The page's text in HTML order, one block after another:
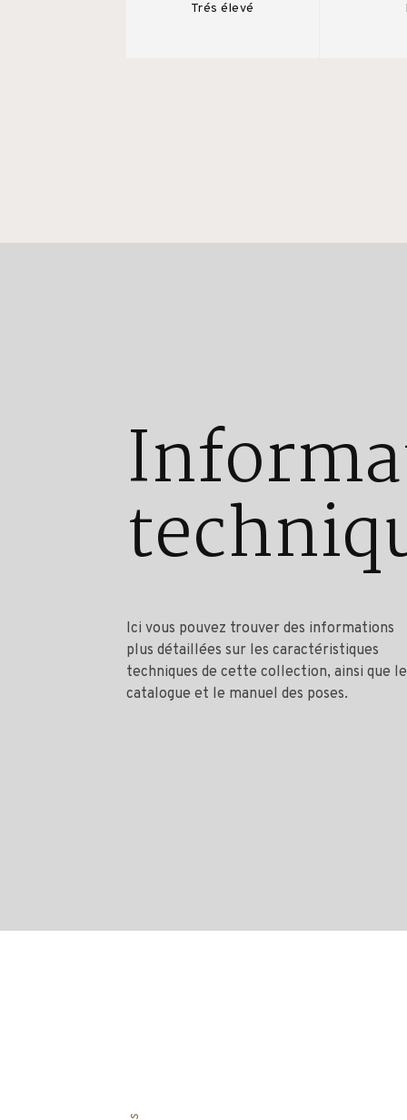
Trés élevé
Ici vous pouvez trouver des informations
plus détaillées sur les caractéristiques
techniques de cette collection, ainsi que le
catalogue et le manuel des poses.